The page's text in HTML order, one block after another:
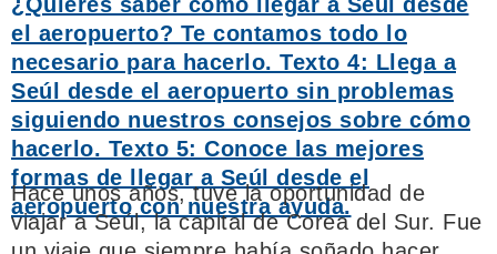
Hace unos años, tuve la oportunidad de
viajar a Seúl, la capital de Corea del Sur. Fue